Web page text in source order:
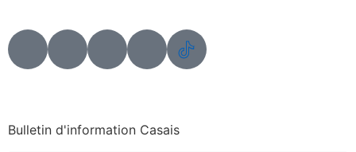
Bulletin d'information Casais